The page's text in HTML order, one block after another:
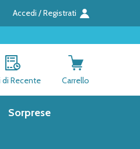
Accedi / Registrati
Recente Carrello
Sorprese